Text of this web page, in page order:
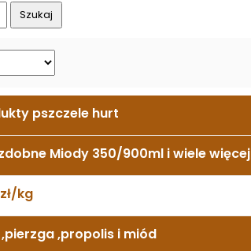
pszczele hurt
Miody 350/900ml i wiele więcej
kg
,pierzga ,propolis i miód